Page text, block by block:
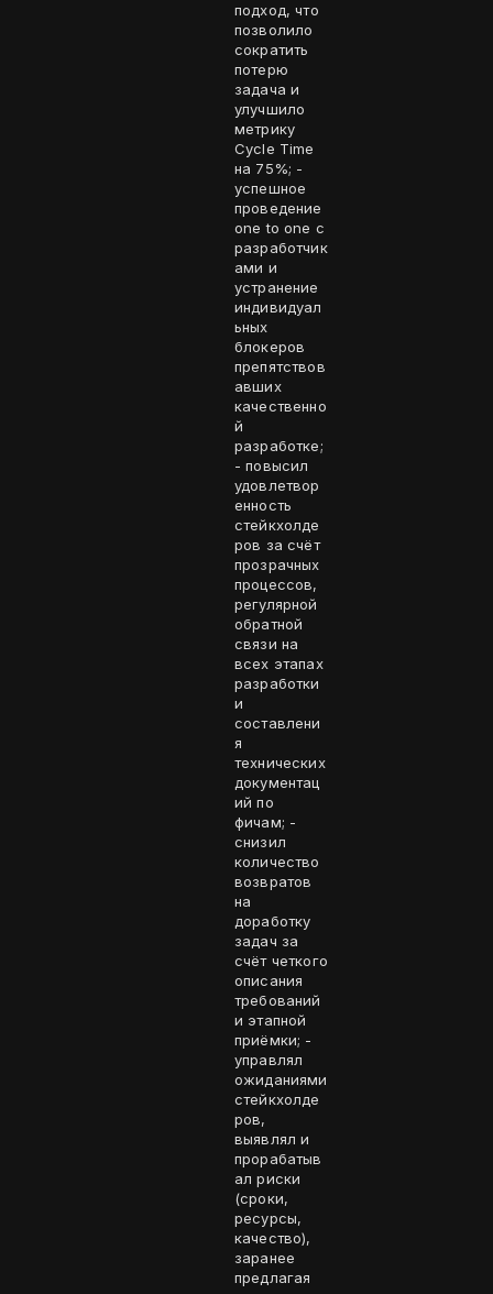
подход, что
позволило
сократить
потерю
задача и
улучшило
метрику
Cycle Time
на 75%; -
успешное
проведение
one to one с
разработчик
ами и
устранение
индивидуал
ьных
блокеров
препятствов
авших
качественно
й
разработке;
- повысил
удовлетвор
енность
стейкхолде
ров за счёт
прозрачных
процессов,
регулярной
обратной
связи на
всех этапах
разработки
и
составлени
я
технических
документац
ий по
фичам; -
снизил
количество
возвратов
на
доработку
задач за
счёт четкого
описания
требований
и этапной
приёмки; -
управлял
ожиданиями
стейкхолде
ров,
выявлял и
прорабатыв
ал риски
(сроки,
ресурсы,
качество),
заранее
предлагая